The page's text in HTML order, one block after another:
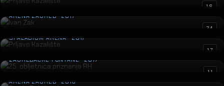
16
Ivan Zak
ARENA ZAGREB · 2017
24
Prljavo Kazalište
SPALADIUM ARENA · 2017
17
25. obljetnica priznanja RH
ZAGREBAČKE FONTANE · 2017
11
Đorđe Balašević
ARENA ZAGREB · 2016